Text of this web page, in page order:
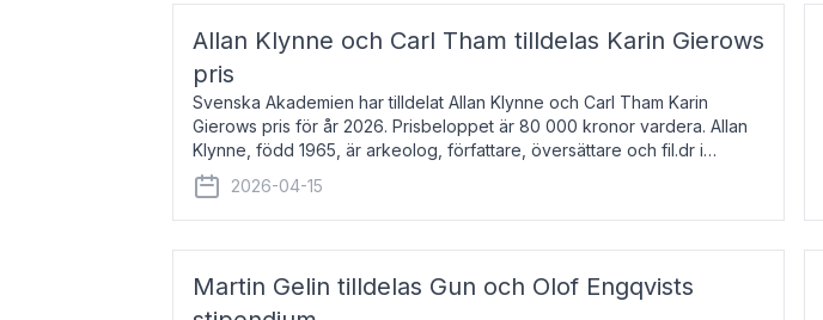
Allan Klynne och Carl Tham tilldelas Karin Gierows
pris
Svenska Akademien har tilldelat Allan Klynne och Carl Tham Karin
Gierows pris för år 2026. Prisbeloppet är 80 000 kronor vardera. Allan
Klynne, född 1965, är arkeolog, författare, översättare och fil.dr i
antikens kultur och samhällsliv. Ut
2026-04-15
Martin Gelin tilldelas Gun och Olof Engqvists